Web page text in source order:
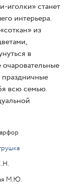
иголки» станет
интерьера.
из
в
очаровательные
всю семью.
М.Ю.